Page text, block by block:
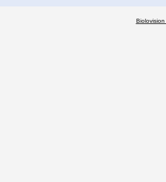
Biolovision